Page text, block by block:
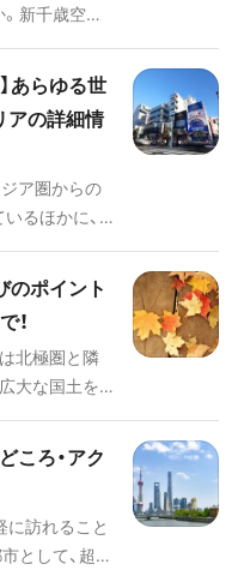
たるまで、
新千歳空港
のため空港
ューズメン
ここでは、そ
底解説して
あらゆる世
アの詳細情
ジア圏からの
るほかに、
ームを巻き
日本中に広
女性たちで
タウンはも
しまれるエ
るカフェま
ピッタリの
りとご紹介
のポイント
！
北極圏と隣
大な国土を
トやバンク
の最先端を
情を見せる
れても楽し
ころ・アク
に訪れること
として、超高